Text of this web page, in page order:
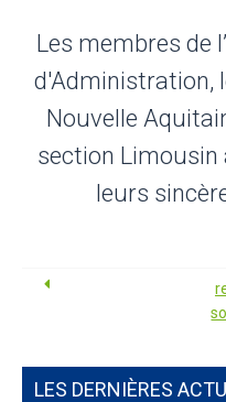
Les membres de
d'Administration,
Nouvelle
section Limousin
leurs
LES DERNIÈRES